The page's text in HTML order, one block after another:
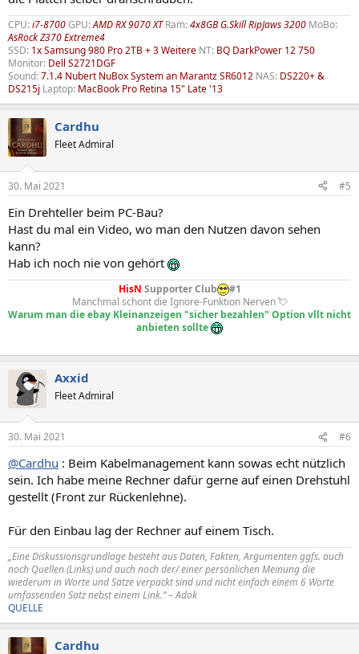
CPU:i7-8700GPU:AMD RX 9070 XTRam:4x8GB G.Skill RipJaws 3200 MoBo:
AsRock Z370 Extreme4
SSD: 1x Samsung 980 Pro 2TB + 3 Weitere NT: BQ DarkPower 12 750
Monitor: Dell S2721DGF
Sound:7.1.4 Nubert NuBox System an Marantz SR6012 NAS: DS220+ &
DS215j Laptop: MacBook Pro Retina 15" Late '13
Cardhu
Fleet Admiral
30. Mai 2021 #5
Ein Drehteller beim PC-Bau?
Hast du mal ein Video, wo man den Nutzen davon sehen
kann?
Hab ich noch nie von gehört
HisN Supporter Club
#1
Manchmal schont die Ignore-Funktion Nerven 💘
Warum man die ebay Kleinanzeigen "sicher bezahlen" Option vllt nicht
anbieten sollte
Axxid
Fleet Admiral
30. Mai 2021 #6
@Cardhu : Beim Kabelmanagement kann sowas echt nützlich
sein. Ich habe meine Rechner dafür gerne auf einen Drehstuhl
gestellt (Front zur Rückenlehne).
Für den Einbau lag der Rechner auf einem Tisch.
„Eine Diskussionsgrundlage besteht aus Daten, Fakten, Argumenten ggfs. auch
noch Quellen (Links) und auch noch der/ einer persönlichen Meinung die
wiederum in Worte und Sätze verpackt sind und nicht einfach einem 6 Worte
umfassenden Satz nebst einem Link.“ – Adok
QUELLE
Cardhu